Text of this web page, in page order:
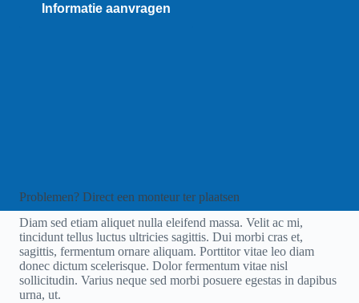
Informatie aanvragen
Problemen? Direct een monteur ter plaatsen
Diam sed etiam aliquet nulla eleifend massa. Velit ac mi,
tincidunt tellus luctus ultricies sagittis. Dui morbi cras et,
sagittis, fermentum ornare aliquam. Porttitor vitae leo diam
donec dictum scelerisque. Dolor fermentum vitae nisl
sollicitudin. Varius neque sed morbi posuere egestas in dapibus
urna, ut.